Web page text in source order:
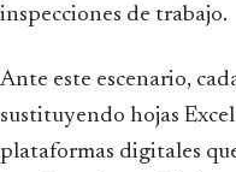
inspecciones de trabajo.
Ante este escenario,
sustituyendo hojas
plataformas digitales